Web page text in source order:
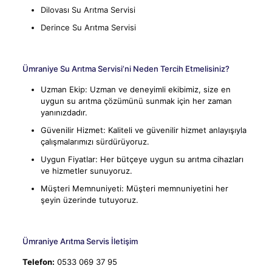
Dilovası Su Arıtma Servisi
Derince Su Arıtma Servisi
Ümraniye Su Arıtma Servisi’ni Neden Tercih Etmelisiniz?
Uzman Ekip: Uzman ve deneyimli ekibimiz, size en
uygun su arıtma çözümünü sunmak için her zaman
yanınızdadır.
Güvenilir Hizmet: Kaliteli ve güvenilir hizmet anlayışıyla
çalışmalarımızı sürdürüyoruz.
Uygun Fiyatlar: Her bütçeye uygun su arıtma cihazları
ve hizmetler sunuyoruz.
Müşteri Memnuniyeti: Müşteri memnuniyetini her
şeyin üzerinde tutuyoruz.
Ümraniye Arıtma Servis İletişim
Telefon: 0533 069 37 95